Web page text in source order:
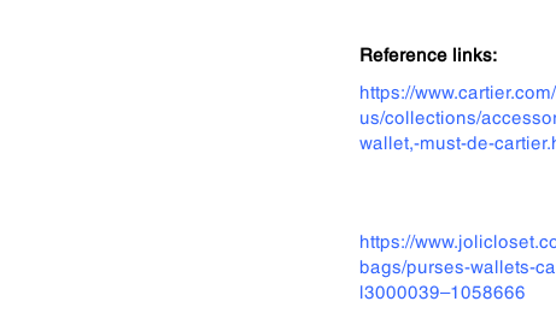
Reference links:
https://
us/collections/
wallet,-must-de-
https://
bags/purses-wallets-
l3000039–1058666